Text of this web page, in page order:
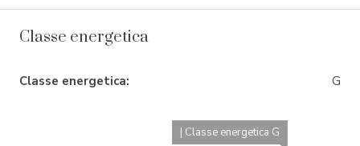
Classe energetica
Classe energetica: G
| Classe energetica G